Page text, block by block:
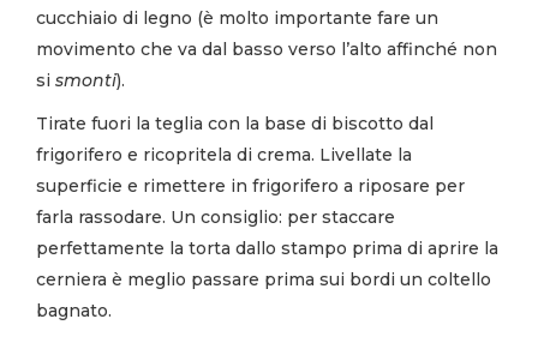
cucchiaio di legno (è molto importante fare un
movimento che va dal basso verso l’alto affinché non
si smonti).
Tirate fuori la teglia con la base di biscotto dal
frigorifero e ricopritela di crema. Livellate la
superficie e rimettere in frigorifero a riposare per
farla rassodare. Un consiglio: per staccare
perfettamente la torta dallo stampo prima di aprire la
cerniera è meglio passare prima sui bordi un coltello
bagnato.